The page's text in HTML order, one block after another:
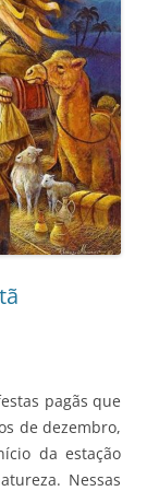
pagãs que
de dezembro,
da estação
Nessas